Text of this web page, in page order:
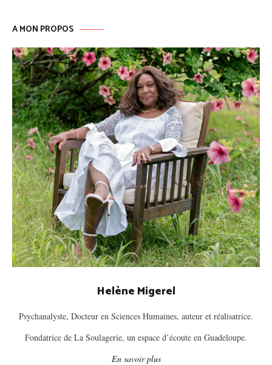
A MON PROPOS
Helène Migerel
Psychanalyste, Docteur en Sciences Humaines, auteur et réalisatrice.
Fondatrice de La Soulagerie, un espace d’écoute en Guadeloupe.
En savoir plus